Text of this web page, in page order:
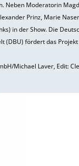
Neben Moderatorin
Prinz, Marie
in der Show. Die
(DBU) fördert das
Michael Laver, Edit: